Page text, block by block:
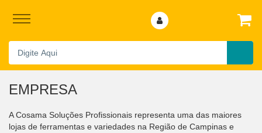
EMPRESA
A Cosama Soluções Profissionais representa uma das maiores
lojas de ferramentas e variedades na Região de Campinas e